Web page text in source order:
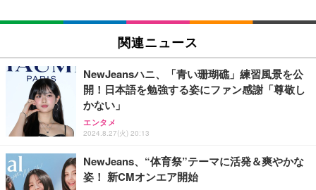
SIHOO B100 オフィスチェア／デスクチェア メッシ
ュチェア 人間工学 疲れない ブラック
￥27,999
Sezlife オフィスチェア デスクチェア 疲れない テレ
ワーク チェア 強化バックレスト 30度ロッキング機
能 人間工学 椅子 腰サポート 90度跳ね上げ式アーム
レスト 3Dヘッドレスト ハンガー付き 高反発クッシ
務用 おしゃれ パソコンチェア (ブラック)
Sezlife オフィスチェア デスクチェア 疲れない テレ
EIZO ビジネス向けプレミアムモニター | FlexScan
￥109,572
【純正品】27"ゲーミングモニター DualSense 充電
フック付き（CFI-ZDM1J）
￥49,979
【整備済み品】Dell E2724HS 27インチ 液晶モニタ
Amazonベーシック ペットシーツ 厚型 ワイド 42枚
x2袋(84枚) ホワイト(吸収面:ライトブルー)
￥3,234
ネオ・ルーライフ ネオ・オムツ L 中型犬用 26枚入
り 単品
￥1,800
Smart Basic(スマートベーシック) 【Amazon.co.jp
関連ニュース
NewJeansハニ、「青い珊瑚礁」練習風景を公
開！日本語を勉強する姿にファン感謝「尊敬し
かない」
エンタメ
2024.8.27(火) 20:13
NewJeans、“体育祭”テーマに活発＆爽やかな
姿！ 新CMオンエア開始